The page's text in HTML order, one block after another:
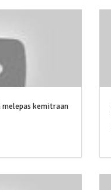
melepas kemitraan